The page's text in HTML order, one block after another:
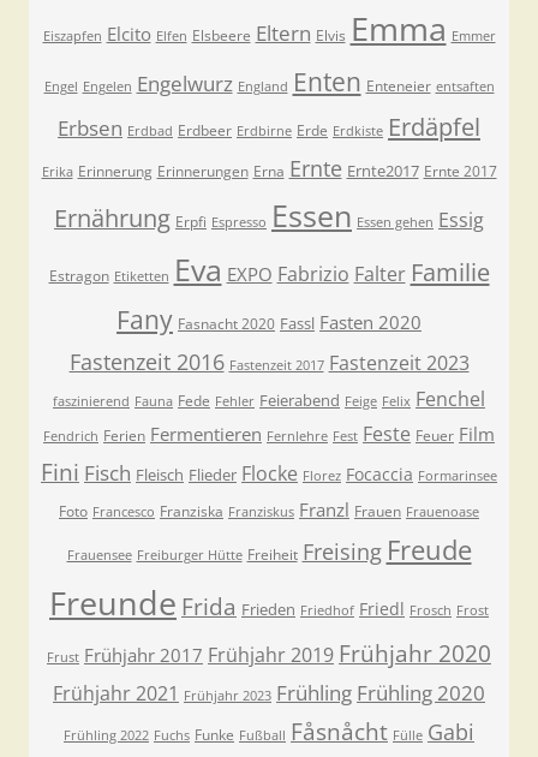
Eiszapfen Elcito Elfen Elsbeere Eltern Elvis Emma Emmer
Engel Engelen Engelwurz England Enten Enteneier entsaften
Erbsen Erdbad Erdbeer Erdbirne Erde Erdkiste Erdäpfel
Erika Erinnerung Erinnerungen Erna Ernte Ernte2017 Ernte 2017
Ernährung Erpfi Espresso Essen Essen gehen Essig
Estragon Etiketten Eva EXPO Fabrizio Falter Familie
Fany Fasnacht 2020 Fassl Fasten 2020
Fastenzeit 2016 Fastenzeit 2017 Fastenzeit 2023
faszinierend Fauna Fede Fehler Feierabend Feige Felix Fenchel
Fendrich Ferien Fermentieren Fernlehre Fest Feste Feuer Film
Fini Fisch Fleisch Flieder Flocke Florez Focaccia Formarinsee
Foto Francesco Franziska Franziskus Franzl Frauen Frauenoase
Frauensee Freiburger Hütte Freiheit Freising Freude
Freunde Frida Frieden Friedhof Friedl Frosch Frost
Frust Frühjahr 2017 Frühjahr 2019 Frühjahr 2020
Frühjahr 2021 Frühjahr 2023 Frühling Frühling 2020
Frühling 2022 Fuchs Funke Fußball Fåsnåcht Fülle Gabi